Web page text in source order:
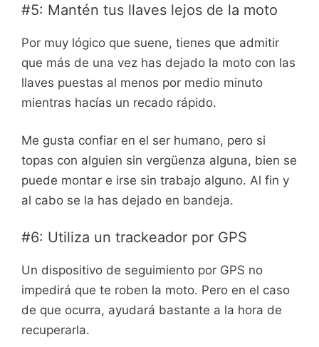
#5: Mantén tus llaves lejos de la moto
Por muy lógico que suene, tienes que admitir
que más de una vez has dejado la moto con las
llaves puestas al menos por medio minuto
mientras hacías un recado rápido.
Me gusta confiar en el ser humano, pero si
topas con alguien sin vergüenza alguna, bien se
puede montar e irse sin trabajo alguno. Al fin y
al cabo se la has dejado en bandeja.
#6: Utiliza un trackeador por GPS
Un dispositivo de seguimiento por GPS no
impedirá que te roben la moto. Pero en el caso
de que ocurra, ayudará bastante a la hora de
recuperarla.